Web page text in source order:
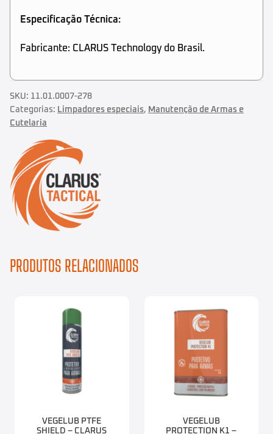
Especificação Técnica:
Fabricante: CLARUS Technology do Brasil.
SKU: 11.01.0007-278
Categorias: Limpadores especiais, Manutenção de Armas e
Cutelaria
PRODUTOS RELACIONADOS
VEGELUB PTFE
SHIELD – CLARUS
VEGELUB
PROTECTION K1 –